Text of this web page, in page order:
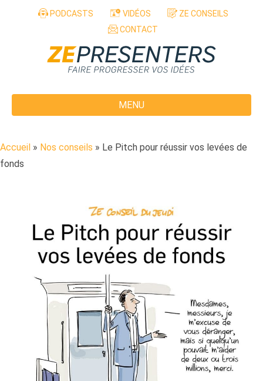
Aller au contenu
PODCASTS VIDÉOS
ZE CONSEILS
CONTACT
MENU
Accueil » Nos conseils » Le Pitch pour réussir vos levées de
fonds